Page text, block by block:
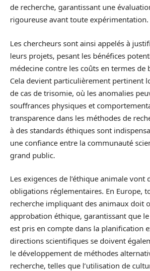
de recherche, garantissant une
rigoureuse avant toute expérimentation.
Les chercheurs sont ainsi appelés à
leurs projets, pesant les bénéfices
médecine contre les coûts en termes de
Cela devient particulièrement pertinent
de cas de trisomie, où les anomalies
souffrances physiques et
transparence dans les méthodes de
à des standards éthiques sont
une confiance entre la communauté
grand public.
Les exigences de l’éthique animale vont
obligations réglementaires. En Europe,
recherche impliquant des animaux doit
approbation éthique, garantissant que
est pris en compte dans la planification
directions scientifiques se doivent
le développement de méthodes
recherche, telles que l’utilisation de